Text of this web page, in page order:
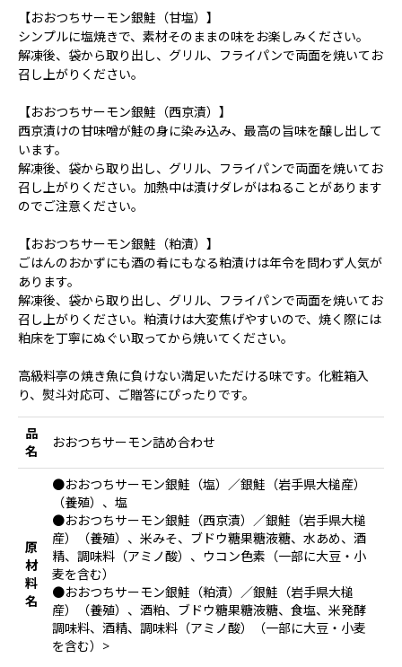
【おおつちサーモン銀鮭（甘塩）】
シンプルに塩焼きで、素材そのままの味をお楽しみください。
解凍後、袋から取り出し、グリル、フライパンで両面を焼いてお
召し上がりください。
【おおつちサーモン銀鮭（西京漬）】
西京漬けの甘味噌が鮭の身に染み込み、最高の旨味を醸し出して
います。
解凍後、袋から取り出し、グリル、フライパンで両面を焼いてお
召し上がりください。加熱中は漬けダレがはねることがあります
のでご注意ください。
【おおつちサーモン銀鮭（粕漬）】
ごはんのおかずにも酒の肴にもなる粕漬けは年令を問わず人気が
あります。
解凍後、袋から取り出し、グリル、フライパンで両面を焼いてお
召し上がりください。粕漬けは大変焦げやすいので、焼く際には
粕床を丁寧にぬぐい取ってから焼いてください。
高級料亭の焼き魚に負けない満足いただける味です。化粧箱入
り、熨斗対応可、ご贈答にぴったりです。
品
名
おおつちサーモン詰め合わせ
原
材
料
名
●おおつちサーモン銀鮭（塩）／銀鮭（岩手県大槌産）
（養殖）、塩
●おおつちサーモン銀鮭（西京漬）／銀鮭（岩手県大槌
産）（養殖）、米みそ、ブドウ糖果糖液糖、水あめ、酒
精、調味料（アミノ酸）、ウコン色素（一部に大豆・小
麦を含む）
●おおつちサーモン銀鮭（粕漬）／銀鮭（岩手県大槌
産）（養殖）、酒粕、ブドウ糖果糖液糖、食塩、米発酵
調味料、酒精、調味料（アミノ酸）（一部に大豆・小麦
を含む）>